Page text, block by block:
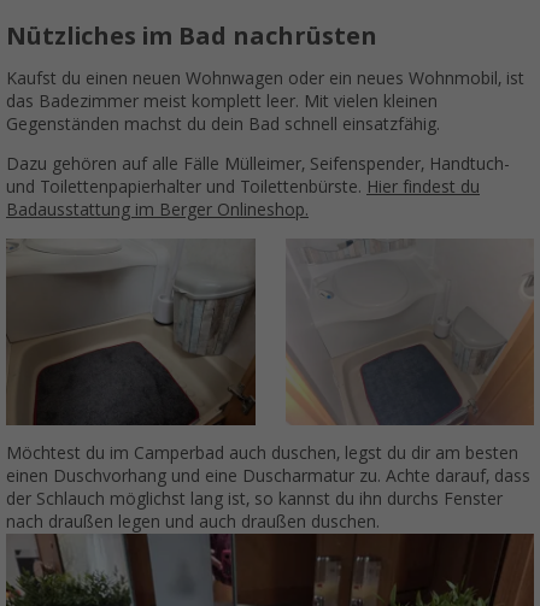
Nützliches im Bad nachrüsten
Kaufst du einen neuen Wohnwagen oder ein neues Wohnmobil, ist
das Badezimmer meist komplett leer. Mit vielen kleinen
Gegenständen machst du dein Bad schnell einsatzfähig.
Dazu gehören auf alle Fälle Mülleimer, Seifenspender, Handtuch-
und Toilettenpapierhalter und Toilettenbürste. Hier findest du
Badausstattung im Berger Onlineshop.
Möchtest du im Camperbad auch duschen, legst du dir am besten
einen Duschvorhang und eine Duscharmatur zu. Achte darauf, dass
der Schlauch möglichst lang ist, so kannst du ihn durchs Fenster
nach draußen legen und auch draußen duschen.